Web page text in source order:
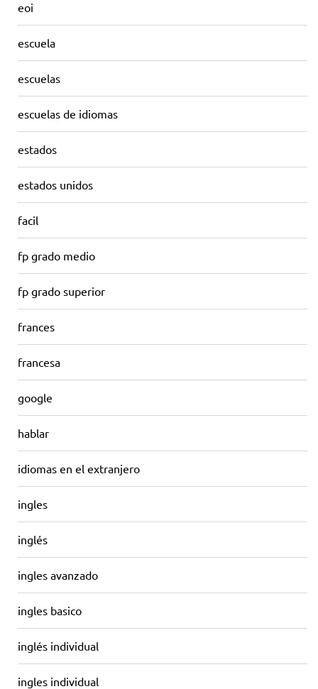
eoi
escuela
escuelas
escuelas de idiomas
estados
estados unidos
facil
fp grado medio
fp grado superior
frances
francesa
google
hablar
idiomas en el extranjero
ingles
inglés
ingles avanzado
ingles basico
inglés individual
ingles individual